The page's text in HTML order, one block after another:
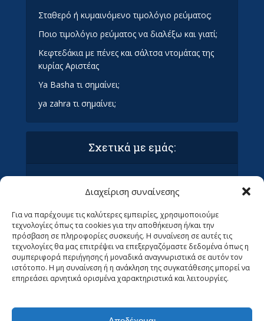
Διαχείριση συναίνεσης
Για να παρέχουμε τις καλύτερες εμπειρίες, χρησιμοποιούμε
τεχνολογίες όπως τα cookies για την αποθήκευση ή/και την
πρόσβαση σε πληροφορίες συσκευής. Η συναίνεση σε αυτές τις
τεχνολογίες θα μας επιτρέψει να επεξεργαζόμαστε δεδομένα όπως η
συμπεριφορά περιήγησης ή μοναδικά αναγνωριστικά σε αυτόν τον
ιστότοπο. Η μη συναίνεση ή η ανάκληση της συγκατάθεσης μπορεί να
επηρεάσει αρνητικά ορισμένα χαρακτηριστικά και λειτουργίες.
Σταθερό ή κυμαινόμενο τιμολόγιο ρεύματος;
Ποιο τιμολόγιο ρεύματος να διαλέξω και γιατί;
Κεφτεδάκια με πένες και σάλτσα ντομάτας της
κυρίας Αριστέας
Ya Basha τι σημαίνει;
ya zahra τι σημαίνει;
Σχετικά με εμάς:
Πολιτική απορρήτου & συμμόρφωση GDPR
Ανεβάστε το άρθρο σας στα Οράματα (ΜΌΝΟ
ΓΙΑ ΣΥΝΤΆΚΤΕΣ)
Ψάχνουμε Αρθρογράφους